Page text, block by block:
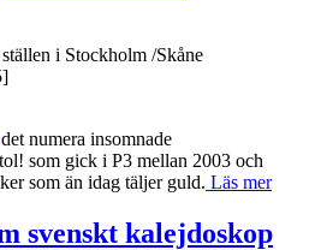
i Stockholm /Skåne
numera insomnade
som gick i P3 mellan 2003 och
som än idag täljer guld. Läs mer
svenskt kalejdoskop